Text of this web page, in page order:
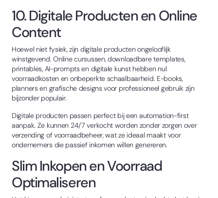
10. Digitale Producten en Online
Content
Hoewel niet fysiek, zijn digitale producten ongelooflijk
winstgevend. Online cursussen, downloadbare templates,
printables, AI-prompts en digitale kunst hebben nul
voorraadkosten en onbeperkte schaalbaarheid. E-books,
planners en grafische designs voor professioneel gebruik zijn
bijzonder populair.
Digitale producten passen perfect bij een automation-first
aanpak. Ze kunnen 24/7 verkocht worden zonder zorgen over
verzending of voorraadbeheer, wat ze ideaal maakt voor
ondernemers die passief inkomen willen genereren.
Slim Inkopen en Voorraad
Optimaliseren